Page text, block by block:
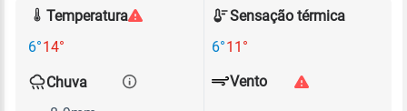
Temperatura
6°14°
Sensação térmica
6°11°
Chuva
Vento